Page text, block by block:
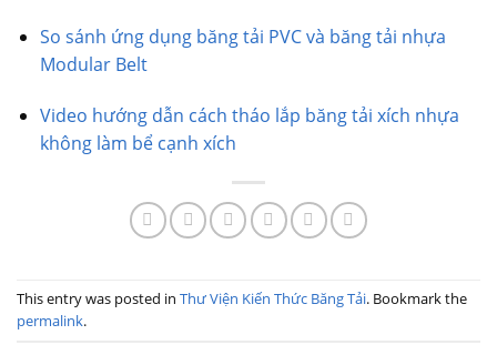
So sánh ứng dụng băng tải PVC và băng tải nhựa
Modular Belt
Video hướng dẫn cách tháo lắp băng tải xích nhựa
không làm bể cạnh xích
This entry was posted in Thư Viện Kiến Thức Băng Tải. Bookmark the
permalink.